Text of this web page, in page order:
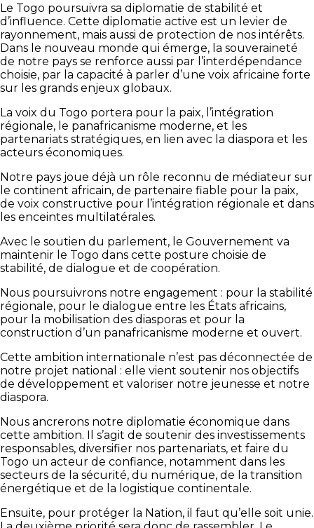
Le Togo poursuivra sa diplomatie de stabilité et
d’influence. Cette diplomatie active est un levier de
rayonnement, mais aussi de protection de nos intérêts.
Dans le nouveau monde qui émerge, la souveraineté
de notre pays se renforce aussi par l’interdépendance
choisie, par la capacité à parler d’une voix africaine forte
sur les grands enjeux globaux.
La voix du Togo portera pour la paix, l’intégration
régionale, le panafricanisme moderne, et les
partenariats stratégiques, en lien avec la diaspora et les
acteurs économiques.
Notre pays joue déjà un rôle reconnu de médiateur sur
le continent africain, de partenaire fiable pour la paix,
de voix constructive pour l’intégration régionale et dans
les enceintes multilatérales.
Avec le soutien du parlement, le Gouvernement va
maintenir le Togo dans cette posture choisie de
stabilité, de dialogue et de coopération.
Nous poursuivrons notre engagement : pour la stabilité
régionale, pour le dialogue entre les États africains,
pour la mobilisation des diasporas et pour la
construction d’un panafricanisme moderne et ouvert.
Cette ambition internationale n’est pas déconnectée de
notre projet national : elle vient soutenir nos objectifs
de développement et valoriser notre jeunesse et notre
diaspora.
Nous ancrerons notre diplomatie économique dans
cette ambition. Il s’agit de soutenir des investissements
responsables, diversifier nos partenariats, et faire du
Togo un acteur de confiance, notamment dans les
secteurs de la sécurité, du numérique, de la transition
énergétique et de la logistique continentale.
Ensuite, pour protéger la Nation, il faut qu’elle soit unie.